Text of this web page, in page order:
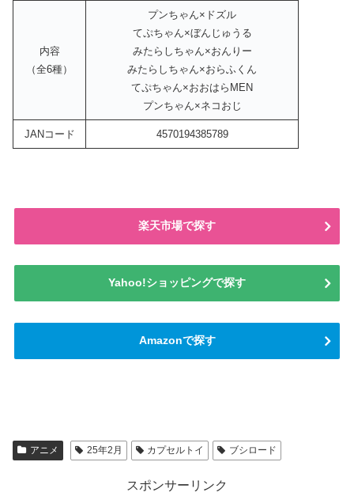
内容
（全6種）
プンちゃん×ドズル
てぷちゃん×ぼんじゅうる
みたらしちゃん×おんりー
みたらしちゃん×おらふくん
てぷちゃん×おおはらMEN
プンちゃん×ネコおじ
JANコード 4570194385789
楽天市場で探す
Yahoo!ショッピングで探す
Amazonで探す
アニメ 25年2月 カプセルトイ ブシロード
スポンサーリンク